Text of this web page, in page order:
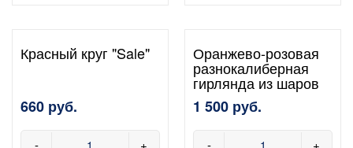
Красный круг "Sale"
660 руб.
- +
Оранжево-розовая
разнокалиберная
гирлянда из шаров
1 500 руб.
- +